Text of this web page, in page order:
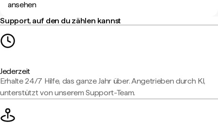
ansehen
Support, auf den du zählen kannst
Jederzeit
Erhalte 24/7 Hilfe, das ganze Jahr über. Angetrieben durch KI,
unterstützt von unserem Support-Team.